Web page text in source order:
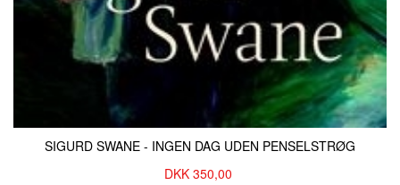
SIGURD SWANE - INGEN DAG UDEN PENSELSTRØG
DKK 350,00